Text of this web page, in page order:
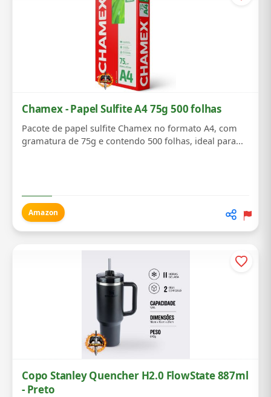
Chamex - Papel Sulfite A4 75g 500 folhas
Pacote de papel sulfite Chamex no formato A4, com
gramatura de 75g e contendo 500 folhas, ideal para...
Amazon
Copo Stanley Quencher H2.0 FlowState 887ml
- Preto